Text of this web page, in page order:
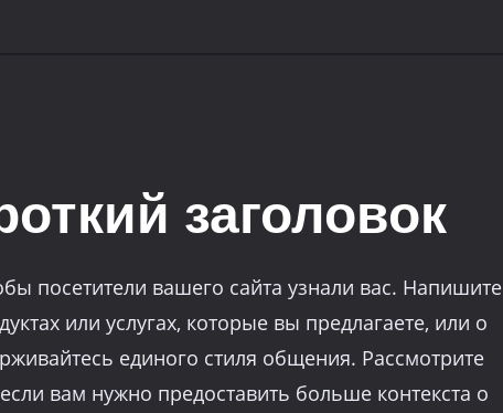
заголовок
посетители вашего сайта узнали вас. Напишите
или услугах, которые вы предлагаете, или о
единого стиля общения. Рассмотрите
вам нужно предоставить больше контекста о